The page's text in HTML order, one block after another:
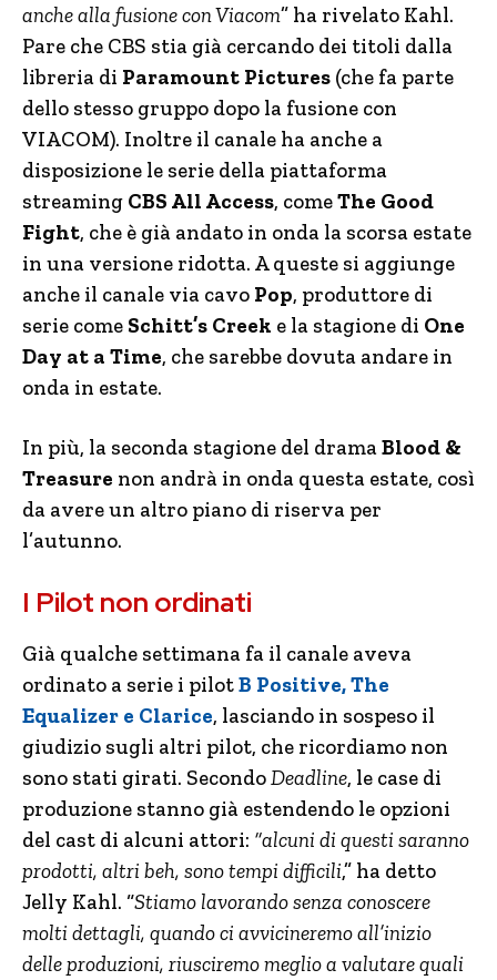
anche alla fusione con Viacom” ha rivelato Kahl.
Pare che CBS stia già cercando dei titoli dalla
libreria di Paramount Pictures (che fa parte
dello stesso gruppo dopo la fusione con
VIACOM). Inoltre il canale ha anche a
disposizione le serie della piattaforma
streaming CBS All Access, comeThe Good
Fight, che è già andato in onda la scorsa estate
in una versione ridotta. A queste si aggiunge
anche il canale via cavo Pop, produttore di
serie come Schitt’s Creek e la stagione di One
Day at a Time, che sarebbe dovuta andare in
onda in estate.
In più, la seconda stagione del drama Blood &
Treasure non andrà in onda questa estate, così
da avere un altro piano di riserva per
l’autunno.
I Pilot non ordinati
Già qualche settimana fa il canale aveva
ordinato a serie i pilotB Positive, The
Equalizer e Clarice, lasciando in sospeso il
giudizio sugli altri pilot, che ricordiamo non
sono stati girati. Secondo Deadline, le case di
produzione stanno già estendendo le opzioni
del cast di alcuni attori: “alcuni di questi saranno
prodotti, altri beh, sono tempi difficili,” ha detto
Jelly Kahl. “Stiamo lavorando senza conoscere
molti dettagli, quando ci avvicineremo all’inizio
delle produzioni, riusciremo meglio a valutare quali